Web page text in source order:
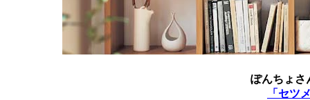
ぽんちょさ
「セツ